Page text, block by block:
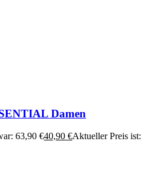
Damen
63,90 €40,90 €Aktueller Preis ist: